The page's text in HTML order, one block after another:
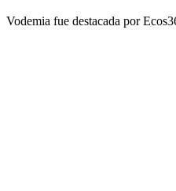
Vodemia fue destacada por